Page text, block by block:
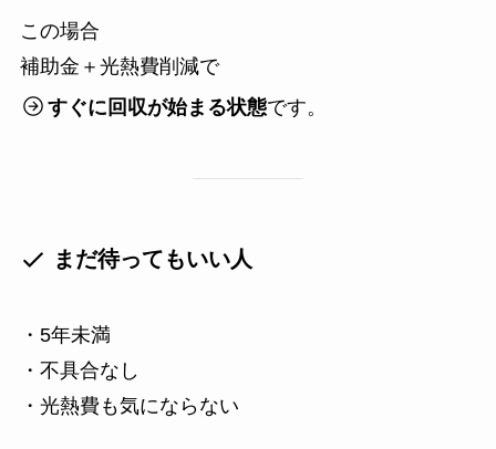
この場合
補助金＋光熱費削減で
すぐに回収が始まる状態です。
まだ待ってもいい人
・5年未満
・不具合なし
・光熱費も気にならない